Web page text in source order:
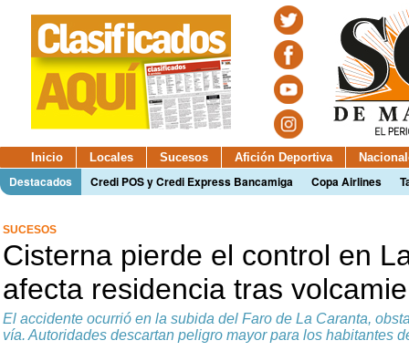
Inicio Locales Sucesos Afición Deportiva
Destacados Credi POS y Credi Express Bancamiga Copa Airlines
SUCESOS
Cisterna pierde el control en
afecta residencia tras
El accidente ocurrió en la subida del Faro de La Caranta,
vía. Autoridades descartan peligro mayor para los habitantes